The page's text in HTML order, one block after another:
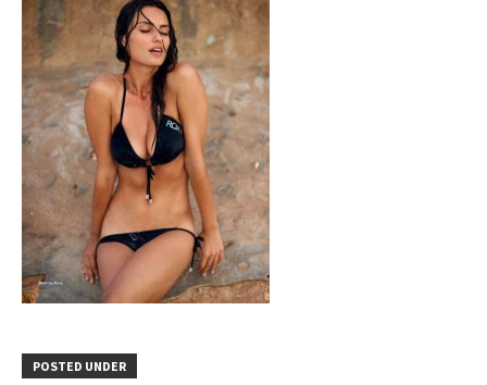
POSTED UNDER